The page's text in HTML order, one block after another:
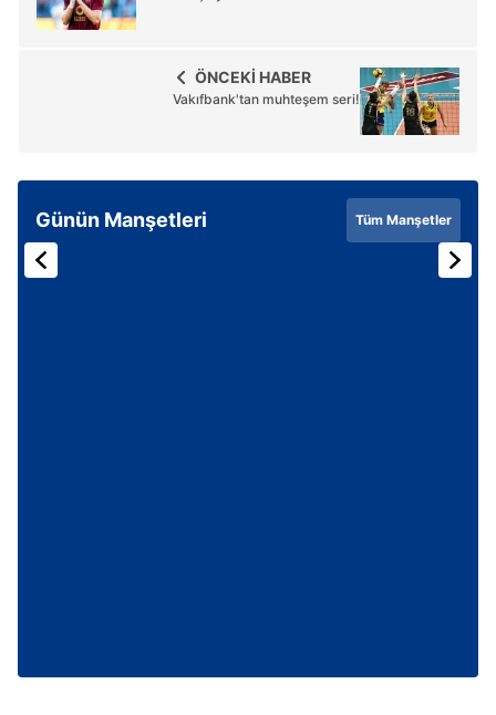
vasıtasıyla belirleyebilirsiniz. Çerezlere ilişkin detaylı bilgi
ziyaret edebilirsiniz.
6698 sayılı Kişisel Verilerin Korunması Kanunu uyarınca
ilgili mevzuata uygun olarak kullanılan çerezlerle ilgili bilgi
ÖNCEKİ HABER
Vakıfbank'tan muhteşem seri!
Günün Manşetleri Tüm Manşetler